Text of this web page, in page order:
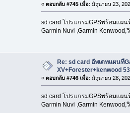
« ตอบกลับ #745 เมื่อ: มิถุนายน 23,
sd card โปรแกรมGPSพร้อมแผน
Garmin Nuvi ,Garmin
Re: sd card อัพเดทแผนที่
XV+Forester+kenwood
« ตอบกลับ #746 เมื่อ: มิถุนายน 28,
sd card โปรแกรมGPSพร้อมแผน
Garmin Nuvi ,Garmin